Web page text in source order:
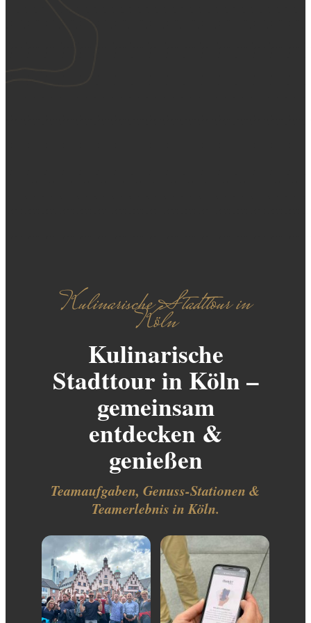
Kulinarische Stadttour in
Köln
Kulinarische
Stadttour in Köln –
gemeinsam
entdecken &
genießen
Teamaufgaben, Genuss-Stationen &
Teamerlebnis in Köln.